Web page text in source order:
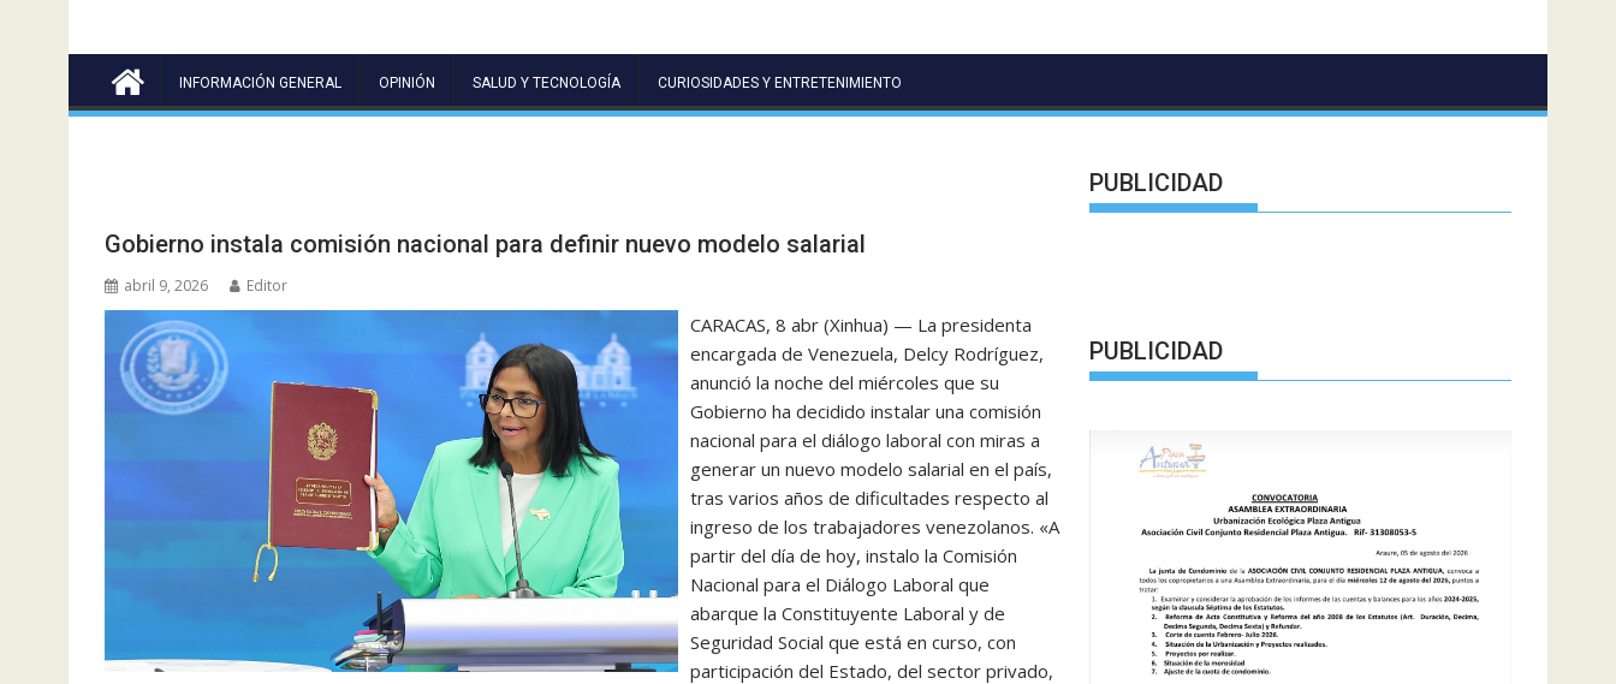
INFORMACIÓN GENERAL OPINIÓN SALUD Y TECNOLOGÍA CURIOSIDADES Y ENTRETENIMIENTO
Gobierno instala comisión nacional para definir nuevo modelo salarial
abril 9, 2026 Editor
CARACAS, 8 abr (Xinhua) — La presidenta
encargada de Venezuela, Delcy Rodríguez,
anunció la noche del miércoles que su
Gobierno ha decidido instalar una comisión
nacional para el diálogo laboral con miras a
generar un nuevo modelo salarial en el país,
tras varios años de dificultades respecto al
ingreso de los trabajadores venezolanos. «A
partir del día de hoy, instalo la Comisión
Nacional para el Diálogo Laboral que
abarque la Constituyente Laboral y de
Seguridad Social que está en curso, con
participación del Estado, del sector privado,
PUBLICIDAD
PUBLICIDAD